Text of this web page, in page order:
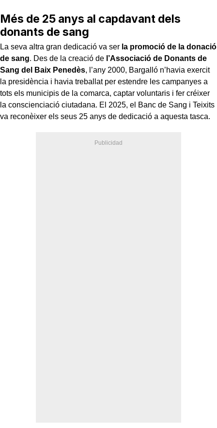
Més de 25 anys al capdavant dels
donants de sang
La seva altra gran dedicació va ser la promoció de la donació
de sang. Des de la creació de l’Associació de Donants de
Sang del Baix Penedès, l’any 2000, Bargalló n’havia exercit
la presidència i havia treballat per estendre les campanyes a
tots els municipis de la comarca, captar voluntaris i fer créixer
la conscienciació ciutadana. El 2025, el Banc de Sang i Teixits
va reconèixer els seus 25 anys de dedicació a aquesta tasca.